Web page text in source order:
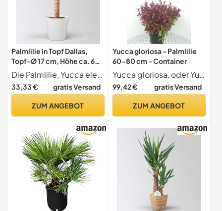
Palmlilie in Topf Dallas,
Topf-Ø 17 cm, Höhe ca. 60-
80 cm
Die Palmlilie, Yucca elephantipes, im Pflanztopf mit 17 cm inkl. Keramiktopf Dallas, ist eine pflegeleichte Grünpflanze für sonnige, helle Lagen in Zimmer und Wintergarten. Die Höhe umfasst die Pfla
33,33 € gratis Versand
ZUM ANGEBOT
Yucca gloriosa - Palmlilie
60-80 cm - Container
Yucca gloriosa, oder Yucca superb auf Franzsisch, ist ein mittelgroer Str
99,42 € gratis Versand
ZUM ANGEBOT